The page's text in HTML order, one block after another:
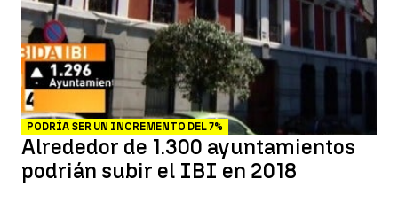
PODRÍA SER UN INCREMENTO DEL 7%
Alrededor de 1.300 ayuntamientos
podrián subir el IBI en 2018